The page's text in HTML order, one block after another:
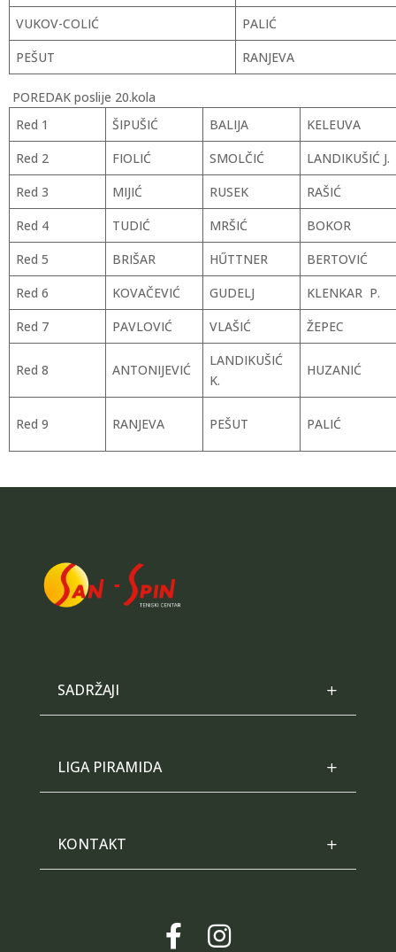
VUKOV-COLIĆ
PALIĆ
PEŠUT
RANJEVA
POREDAK poslije 20.kola
Red 1
ŠIPUŠIĆ BALIJA
KELEUVA
Red 2
FIOLIĆ SMOLČIĆ
LANDIKUŠIĆ J.
Red 3
MIJIĆ RUSEK
RAŠIĆ
Red 4
TUDIĆ MRŠIĆ
BOKOR
Red 5
BRIŠAR HŰTTNER
BERTOVIĆ
Red 6
KOVAČEVIĆ GUDELJ
KLENKAR P.
Red 7
PAVLOVIĆ VLAŠIĆ ŽEPEC
Red 8 ANTONIJEVIĆ
LANDIKUŠIĆ
K.
HUZANIĆ
Red 9 RANJEVA PEŠUT PALIĆ
SADRŽAJI
LIGA PIRAMIDA
KONTAKT
 